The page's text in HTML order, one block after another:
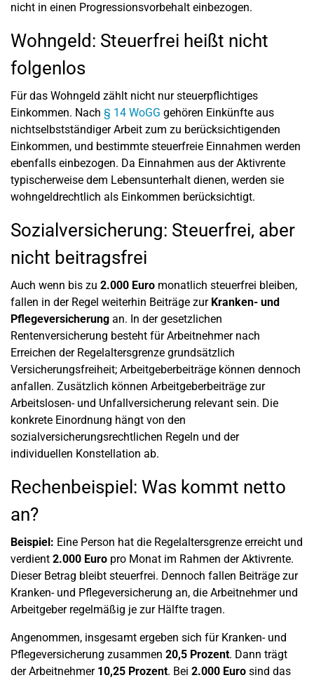
nicht in einen Progressionsvorbehalt einbezogen.
Wohngeld: Steuerfrei heißt nicht
folgenlos
Für das Wohngeld zählt nicht nur steuerpflichtiges
Einkommen. Nach § 14 WoGG gehören Einkünfte aus
nichtselbstständiger Arbeit zum zu berücksichtigenden
Einkommen, und bestimmte steuerfreie Einnahmen werden
ebenfalls einbezogen. Da Einnahmen aus der Aktivrente
typischerweise dem Lebensunterhalt dienen, werden sie
wohngeldrechtlich als Einkommen berücksichtigt.
Sozialversicherung: Steuerfrei, aber
nicht beitragsfrei
Auch wenn bis zu 2.000 Euro monatlich steuerfrei bleiben,
fallen in der Regel weiterhin Beiträge zur Kranken- und
Pflegeversicherung an. In der gesetzlichen
Rentenversicherung besteht für Arbeitnehmer nach
Erreichen der Regelaltersgrenze grundsätzlich
Versicherungsfreiheit; Arbeitgeberbeiträge können dennoch
anfallen. Zusätzlich können Arbeitgeberbeiträge zur
Arbeitslosen- und Unfallversicherung relevant sein. Die
konkrete Einordnung hängt von den
sozialversicherungsrechtlichen Regeln und der
individuellen Konstellation ab.
Rechenbeispiel: Was kommt netto
an?
Beispiel: Eine Person hat die Regelaltersgrenze erreicht und
verdient 2.000 Euro pro Monat im Rahmen der Aktivrente.
Dieser Betrag bleibt steuerfrei. Dennoch fallen Beiträge zur
Kranken- und Pflegeversicherung an, die Arbeitnehmer und
Arbeitgeber regelmäßig je zur Hälfte tragen.
Angenommen, insgesamt ergeben sich für Kranken- und
Pflegeversicherung zusammen 20,5 Prozent. Dann trägt
der Arbeitnehmer 10,25 Prozent. Bei 2.000 Euro sind das